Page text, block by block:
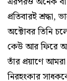
প্রতিবারই
অক্টোবর তিনি
কেউ আর ফিরে
তাঁর প্রয়াণে
নিরহংকার